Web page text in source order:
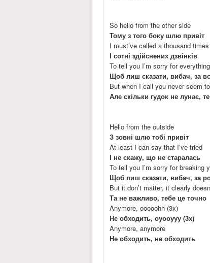
So hello from the other side
Тому з того боку шлю привіт
I must’ve called a thousand times
І сотні здійснених дзвінків
To tell you I’m sorry for
Щоб лиш сказати, вибач, за
But when I call you never seem
Але скільки гудок не лунає,
Hello from the outside
З зовні шлю тобі привіт
At least I can say that I’ve tried
І не скажу, що не старалась
To tell you I’m sorry for breaking
Щоб лиш сказати, вибач, за
But it don’t matter, it clearly
Та не важливо, тебе це точно
Anymore, ooooohh (3х)
Не обходить, оуооууу (3х)
Anymore, anymore
Не обходить, не обходить